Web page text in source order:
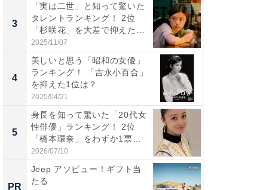
3
「実は二世」と知って驚いた
タレントランキング！ 2位
「杉咲花」を大差で抑えた1
位...
2025/11/07
4
美しいと思う「昭和の女優」
ランキング！ 「吉永小百合」
を抑えた1位は？
2025/04/21
5
身長を知って驚いた「20代女
性俳優」ランキング！ 2位
「橋本環奈」をわずか1票
差...
2026/07/10
PR
Jeep アソビュー！ギフト当
たる